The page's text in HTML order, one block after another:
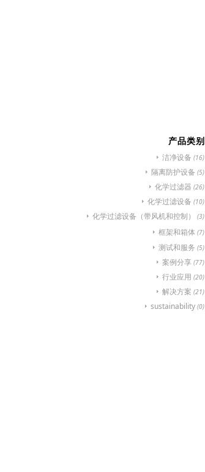
产品类别
洁净设备 (16)
隔离防护设备 (5)
化学过滤器 (26)
化学过滤设备 (10)
化学过滤设备（带风机和控制） (3)
框架和箱体 (7)
测试和服务 (5)
案例分享 (77)
行业应用 (20)
解决方案 (21)
sustainability (0)